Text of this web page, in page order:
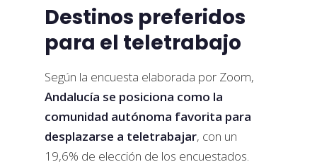
Destinos preferidos
para el teletrabajo
Según la encuesta elaborada por Zoom,
Andalucía se posiciona como la
comunidad autónoma favorita para
desplazarse a teletrabajar, con un
19,6% de elección de los encuestados.